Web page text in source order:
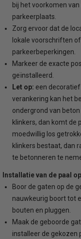
bij het voorkomen
parkeerplaats.
Zorg ervoor dat de
lokale voorschriften
parkeerbeperkingen.
Markeer de exacte
geïnstalleerd.
Let op: een
verankering kan het
ondergrond van
klinkers, dan komt de
moedwillig los
klinkers bestaat, dan
te betonneren te
Installatie van de paal
Boor de gaten op de
nauwkeurig boort tot
bouten en pluggen.
Maak de geboorde
installeer de gekozen